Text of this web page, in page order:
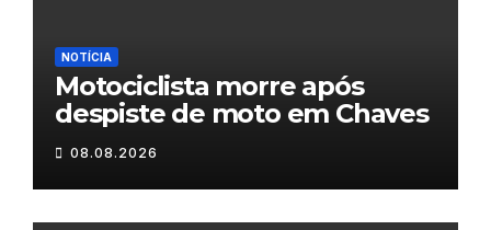
NOTÍCIA
Motociclista morre após
despiste de moto em Chaves
08.08.2026